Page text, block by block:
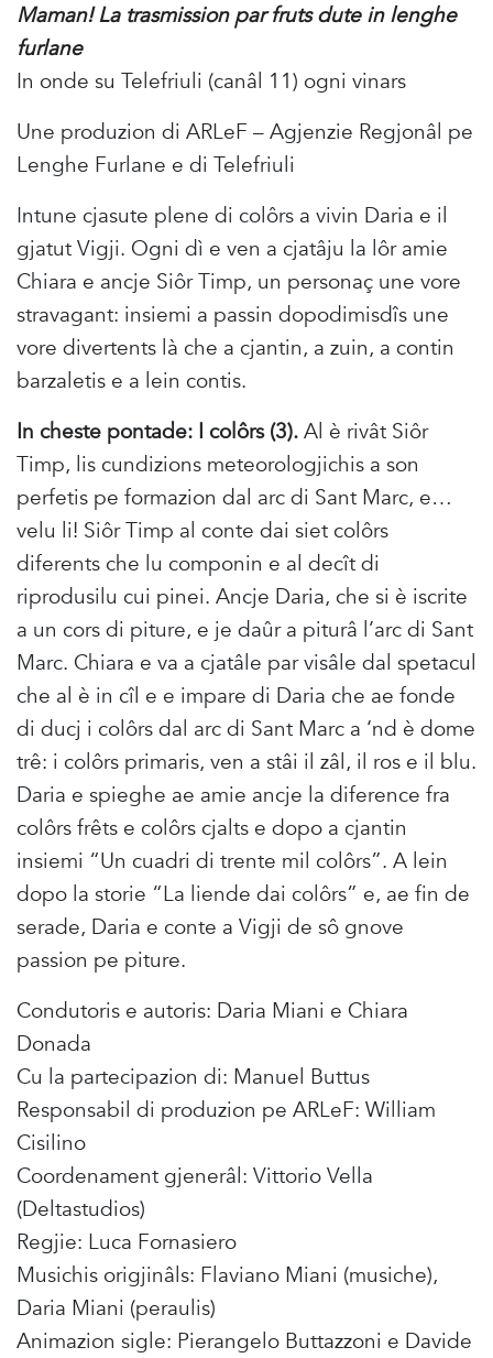
Maman! La trasmission par fruts dute in lenghe
furlane
In onde su Telefriuli (canâl 11) ogni vinars
Une produzion di ARLeF – Agjenzie Regjonâl pe
Lenghe Furlane e di Telefriuli
Intune cjasute plene di colôrs a vivin Daria e il
gjatut Vigji. Ogni dì e ven a cjatâju la lôr amie
Chiara e ancje Siôr Timp, un personaç une vore
stravagant: insiemi a passin dopodimisdîs une
vore divertents là che a cjantin, a zuin, a contin
barzaletis e a lein contis.
In cheste pontade: I colôrs (3).Al è rivât Siôr
Timp, lis cundizions meteorologjichis a son
perfetis pe formazion dal arc di Sant Marc, e…
velu li! Siôr Timp al conte dai siet colôrs
diferents che lu componin e al decît di
riprodusilu cui pinei. Ancje Daria, che si è iscrite
a un cors di piture, e je daûr a piturâ l’arc di Sant
Marc. Chiara e va a cjatâle par visâle dal spetacul
che al è in cîl e e impare di Daria che ae fonde
di ducj i colôrs dal arc di Sant Marc a ‘nd è dome
trê: i colôrs primaris, ven a stâi il zâl, il ros e il blu.
Daria e spieghe ae amie ancje la diference fra
colôrs frêts e colôrs cjalts e dopo a cjantin
insiemi “Un cuadri di trente mil colôrs”. A lein
dopo la storie “La liende dai colôrs” e, ae fin de
serade, Daria e conte a Vigji de sô gnove
passion pe piture.
Condutoris e autoris: Daria Miani e Chiara
Donada
Cu la partecipazion di: Manuel Buttus
Responsabil di produzion pe ARLeF: William
Cisilino
Coordenament gjenerâl: Vittorio Vella
(Deltastudios)
Regjie: Luca Fornasiero
Musichis origjinâls: Flaviano Miani (musiche),
Daria Miani (peraulis)
Animazion sigle: Pierangelo Buttazzoni e Davide